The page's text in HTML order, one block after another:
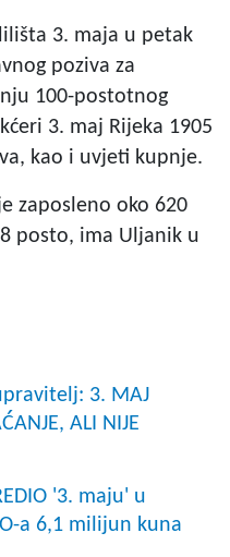
3. maja u petak
poziva za
100-postotnog
3. maj Rijeka 1905
kao i uvjeti kupnje.
zaposleno oko 620
posto, ima Uljanik u
3. MAJ
ALI NIJE
'3. maju' u
a 6,1 milijun kuna